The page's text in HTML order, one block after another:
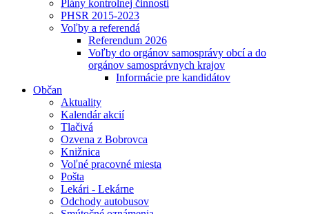
Plány kontrolnej činnosti
PHSR 2015-2023
Voľby a referendá
Referendum 2026
Voľby do orgánov samosprávy obcí a do
orgánov samosprávnych krajov
Informácie pre kandidátov
Občan
Aktuality
Kalendár akcií
Tlačivá
Ozvena z Bobrovca
Knižnica
Voľné pracovné miesta
Pošta
Lekári - Lekárne
Odchody autobusov